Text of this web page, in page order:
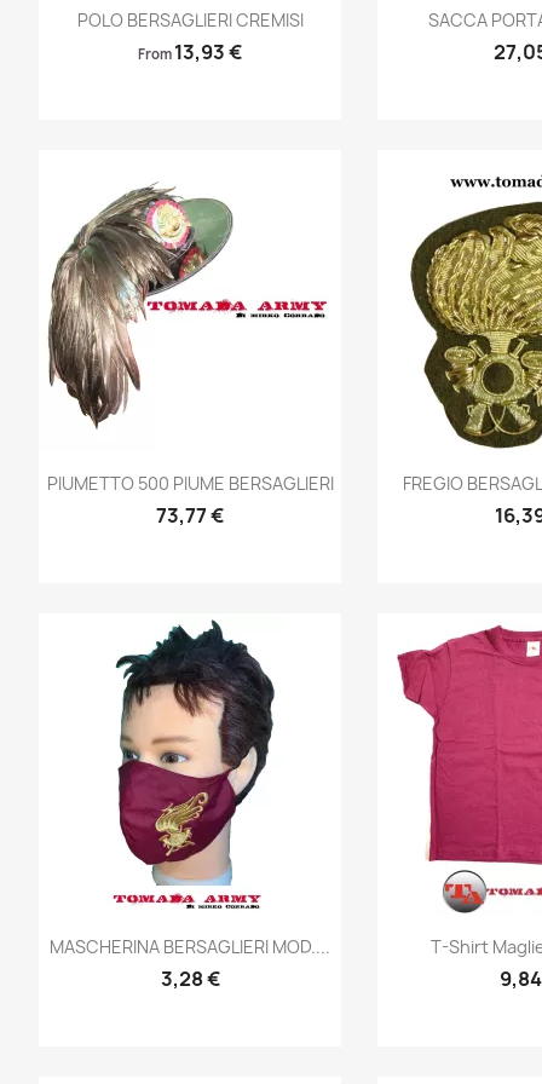
Anteprima
POLO BERSAGLIERI CREMISI
From 13,93 €

SACCA
Anteprima
PIUMETTO 500 PIUME BERSAGLIERI
73,77 €

FREGIO
Anteprima
MASCHERINA BERSAGLIERI MOD....
3,28 €

T-Shirt